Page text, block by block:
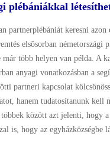
plébániákkal
partnerplébániát keresni
elsõsorban németországi
már több helyen van példa. A
anyagi vonatkozásban a
partneri kapcsolat
hanem tudatosítanunk kell
között azt jelenti, hogy
is, hogy az